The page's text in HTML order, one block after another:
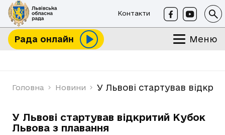
Контакти
Рада онлайн Меню
Головна Новини У Львові стартував
У Львові стартував відкритий Кубок
Львова з плавання